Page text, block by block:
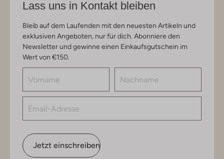
Lass uns in Kontakt bleiben
Bleib auf dem Laufenden mit den neuesten Artikeln und
exklusiven Angeboten, nur für dich. Abonniere den
Newsletter und gewinne einen Einkaufsgutschein im
Wert von €150.
Jetzt einschreiben